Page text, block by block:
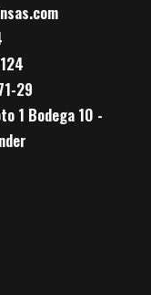
29
1 Bodega 10 -